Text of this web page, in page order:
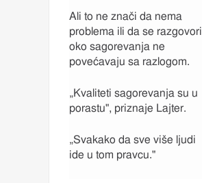
Ali to ne znači da nema
problema ili da se razgovori
oko sagorevanja ne
povećavaju sa razlogom.
„Kvaliteti sagorevanja su u
porastu", priznaje Lajter.
„Svakako da sve više ljudi
ide u tom pravcu."